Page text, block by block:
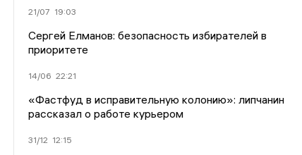
21/07 19:03
Сергей Елманов: безопасность избирателей в
приоритете
14/06 22:21
«Фастфуд в исправительную колонию»: липчанин
рассказал о работе курьером
31/12 12:15